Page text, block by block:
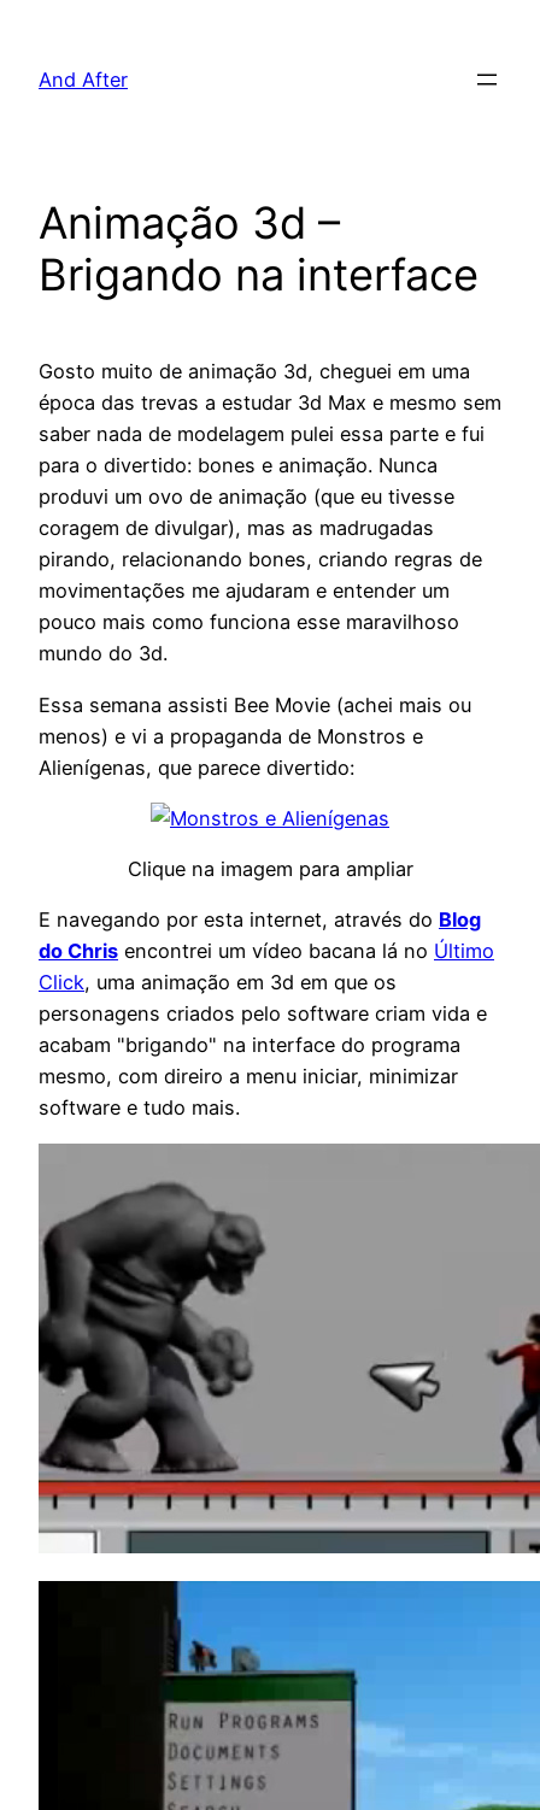
And After
Animação 3d –
Brigando na interface
Gosto muito de animação 3d, cheguei em uma
época das trevas a estudar 3d Max e mesmo sem
saber nada de modelagem pulei essa parte e fui
para o divertido: bones e animação. Nunca
produvi um ovo de animação (que eu tivesse
coragem de divulgar), mas as madrugadas
pirando, relacionando bones, criando regras de
movimentações me ajudaram e entender um
pouco mais como funciona esse maravilhoso
mundo do 3d.
Essa semana assisti Bee Movie (achei mais ou
menos) e vi a propaganda de Monstros e
Alienígenas, que parece divertido:
Clique na imagem para ampliar
E navegando por esta internet, através do Blog
do Chris encontrei um vídeo bacana lá no Último
Click, uma animação em 3d em que os
personagens criados pelo software criam vida e
acabam "brigando" na interface do programa
mesmo, com direiro a menu iniciar, minimizar
software e tudo mais.